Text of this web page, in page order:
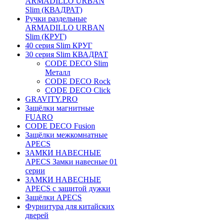
Slim (КВАДРАТ)
Ручки раздельные
ARMADILLO URBAN
Slim (КРУГ)
40 серия Slim КРУГ
30 серия Slim КВАДРАТ
CODE DECO Slim
Металл
CODE DECO Rock
CODE DECO Click
GRAVITY.PRO
Защёлки магнитные
FUARO
CODE DECO Fusion
Защёлки межкомнатные
APECS
ЗАМКИ НАВЕСНЫЕ
APECS Замки навесные 01
серии
ЗАМКИ НАВЕСНЫЕ
APECS с защитой дужки
Защёлки APECS
Фурнитура для китайских
дверей